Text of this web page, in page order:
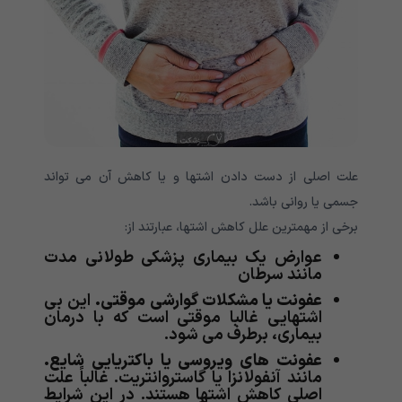
علت اصلی از دست دادن اشتها و یا کاهش آن می تواند
جسمی یا روانی باشد.
برخی از مهمترین علل کاهش اشتها، عبارتند از:
عوارض یک بیماری پزشکی طولانی مدت
مانند سرطان
عفونت یا مشکلات گوارشی موقتی. این بی
اشتهایی غالبا موقتی است که با درمان
بیماری، برطرف می شود.
عفونت های ویروسی یا باکتریایی شایع.
مانند آنفولانزا یا گاستروانتریت. غالباً علت
اصلی کاهش اشتها هستند. در این شرایط